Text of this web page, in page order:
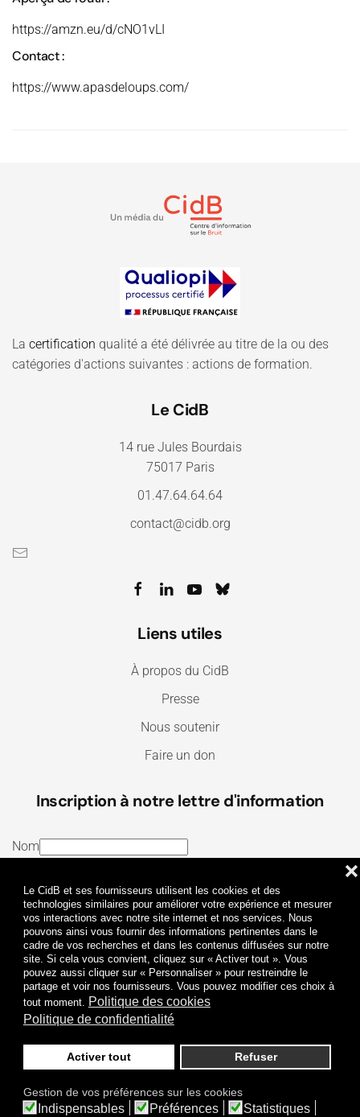
Le CidB et ses fournisseurs utilisent les cookies et des
technologies similaires pour améliorer votre expérience et mesurer
vos interactions avec notre site internet et nos services. Nous
pouvons ainsi vous fournir des informations pertinentes dans le
cadre de vos recherches et dans les contenus diffusées sur notre
site. Si cela vous convient, cliquez sur « Activer tout ». Vous
pouvez aussi cliquer sur « Personnaliser » pour restreindre le
partage et voir nos fournisseurs. Vous pouvez modifier ces choix à
tout moment. Politique des cookies
Politique de confidentialité
Activer tout Refuser
❌
Gestion de vos préférences sur les cookies
Indispensables Préférences Statistiques
https://amzn.eu/d/cNO1vLI
Contact :
https://www.apasdeloups.com/
La certification qualité a été délivrée au titre de la ou des
catégories d'actions suivantes : actions de formation.
Le CidB
14 rue Jules Bourdais
75017 Paris
01.47.64.64.64
contact@cidb.org
Liens utiles
À propos du CidB
Presse
Nous soutenir
Faire un don
Inscription à notre lettre d'information
Nom
J’ai lu et j’accepte lesTermes et conditionset la
Politique de confidentialité
Je m'abonne
© 2009-2026 CidB. Tous droits réservés.